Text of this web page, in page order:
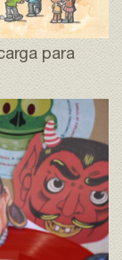
para